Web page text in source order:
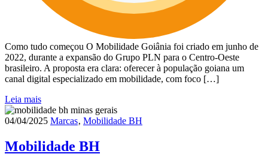
Como tudo começou O Mobilidade Goiânia foi criado em junho de
2022, durante a expansão do Grupo PLN para o Centro-Oeste
brasileiro. A proposta era clara: oferecer à população goiana um
canal digital especializado em mobilidade, com foco […]
Leia mais
04/04/2025 Marcas‚ Mobilidade BH
Mobilidade BH